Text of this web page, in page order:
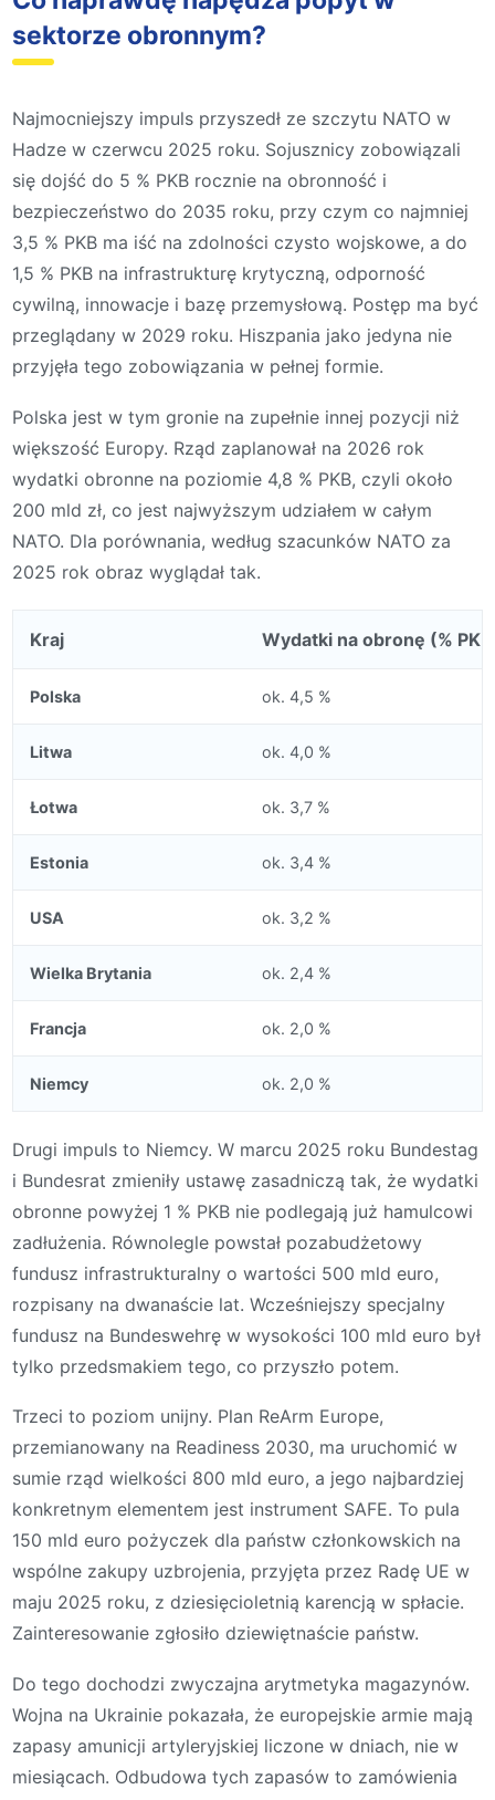
sektorze obronnym?
Najmocniejszy impuls przyszedł ze szczytu NATO w
Hadze w czerwcu 2025 roku. Sojusznicy zobowiązali
się dojść do 5 % PKB rocznie na obronność i
bezpieczeństwo do 2035 roku, przy czym co najmniej
3,5 % PKB ma iść na zdolności czysto wojskowe, a do
1,5 % PKB na infrastrukturę krytyczną, odporność
cywilną, innowacje i bazę przemysłową. Postęp ma być
przeglądany w 2029 roku. Hiszpania jako jedyna nie
przyjęła tego zobowiązania w pełnej formie.
Polska jest w tym gronie na zupełnie innej pozycji niż
większość Europy. Rząd zaplanował na 2026 rok
wydatki obronne na poziomie 4,8 % PKB, czyli około
200 mld zł, co jest najwyższym udziałem w całym
NATO. Dla porównania, według szacunków NATO za
2025 rok obraz wyglądał tak.
Kraj Wydatki na obronę (%
Polska ok. 4,5 %
Litwa ok. 4,0 %
Łotwa ok. 3,7 %
Estonia ok. 3,4 %
USA ok. 3,2 %
Wielka Brytania ok. 2,4 %
Francja ok. 2,0 %
Niemcy ok. 2,0 %
Drugi impuls to Niemcy. W marcu 2025 roku Bundestag
i Bundesrat zmieniły ustawę zasadniczą tak, że wydatki
obronne powyżej 1 % PKB nie podlegają już hamulcowi
zadłużenia. Równolegle powstał pozabudżetowy
fundusz infrastrukturalny o wartości 500 mld euro,
rozpisany na dwanaście lat. Wcześniejszy specjalny
fundusz na Bundeswehrę w wysokości 100 mld euro był
tylko przedsmakiem tego, co przyszło potem.
Trzeci to poziom unijny. Plan ReArm Europe,
przemianowany na Readiness 2030, ma uruchomić w
sumie rząd wielkości 800 mld euro, a jego najbardziej
konkretnym elementem jest instrument SAFE. To pula
150 mld euro pożyczek dla państw członkowskich na
wspólne zakupy uzbrojenia, przyjęta przez Radę UE w
maju 2025 roku, z dziesięcioletnią karencją w spłacie.
Zainteresowanie zgłosiło dziewiętnaście państw.
Do tego dochodzi zwyczajna arytmetyka magazynów.
Wojna na Ukrainie pokazała, że europejskie armie mają
zapasy amunicji artyleryjskiej liczone w dniach, nie w
miesiącach. Odbudowa tych zapasów to zamówienia